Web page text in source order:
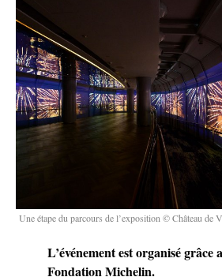
Une étape du parcours de l’exposition © Château de
L’événement est organisé grâce
Fondation Michelin.